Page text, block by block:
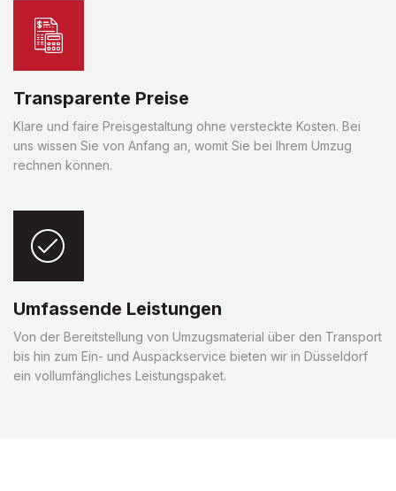
Transparente Preise
Klare und faire Preisgestaltung ohne versteckte Kosten. Bei
uns wissen Sie von Anfang an, womit Sie bei Ihrem Umzug
rechnen können.
Umfassende Leistungen
Von der Bereitstellung von Umzugsmaterial über den Transport
bis hin zum Ein- und Auspackservice bieten wir in Düsseldorf
ein vollumfängliches Leistungspaket.